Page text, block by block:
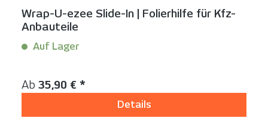
Wrap-U-ezee Slide-In | Folierhilfe für Kfz-
Anbauteile
Auf Lager
Regulärer Preis:
Ab 35,90 € *
Details